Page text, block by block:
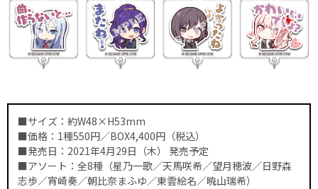
■サイズ：約W48×H53mm
■価格：1種550円／BOX4,400円（税込）
■発売日：2021年4月29日（木） 発売予定
■アソート：全8種（星乃一歌／天馬咲希／望月穂波／日野森
志歩／宵崎奏／朝比奈まふゆ／東雲絵名／暁山瑞希）